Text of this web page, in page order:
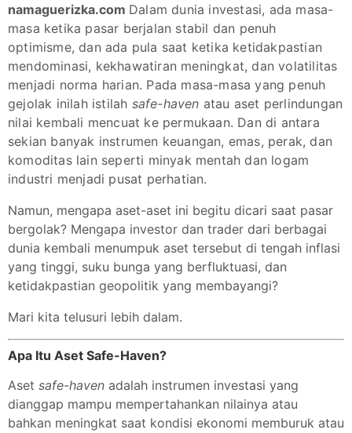
namaguerizka.com Dalam dunia investasi, ada masa-
masa ketika pasar berjalan stabil dan penuh
optimisme, dan ada pula saat ketika ketidakpastian
mendominasi, kekhawatiran meningkat, dan volatilitas
menjadi norma harian. Pada masa-masa yang penuh
gejolak inilah istilah safe-haven atau aset perlindungan
nilai kembali mencuat ke permukaan. Dan di antara
sekian banyak instrumen keuangan, emas, perak, dan
komoditas lain seperti minyak mentah dan logam
industri menjadi pusat perhatian.
Namun, mengapa aset-aset ini begitu dicari saat pasar
bergolak? Mengapa investor dan trader dari berbagai
dunia kembali menumpuk aset tersebut di tengah inflasi
yang tinggi, suku bunga yang berfluktuasi, dan
ketidakpastian geopolitik yang membayangi?
Mari kita telusuri lebih dalam.
Apa Itu Aset Safe-Haven?
Aset safe-haven adalah instrumen investasi yang
dianggap mampu mempertahankan nilainya atau
bahkan meningkat saat kondisi ekonomi memburuk atau